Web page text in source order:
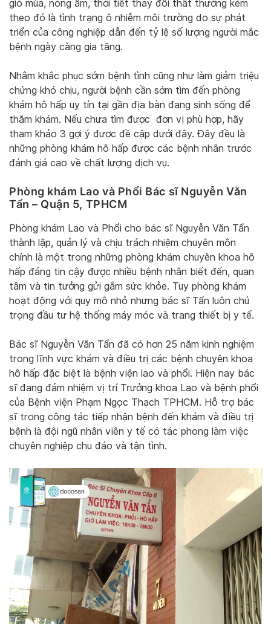
gió mùa, nóng ẩm, thời tiết thay đổi thất thường kèm
theo đó là tình trạng ô nhiễm môi trường do sự phát
triển của công nghiệp dẫn đến tỷ lệ số lượng người mắc
bệnh ngày càng gia tăng.
Nhằm khắc phục sớm bệnh tình cũng như làm giảm triệu
chứng khó chịu, người bệnh cần sớm tìm đến phòng
khám hô hấp uy tín tại gần địa bàn đang sinh sống để
thăm khám. Nếu chưa tìm được đơn vị phù hợp, hãy
tham khảo 3 gợi ý được đề cập dưới đây. Đây đều là
những phòng khám hô hấp được các bệnh nhân trước
đánh giá cao về chất lượng dịch vụ.
Phòng khám Lao và Phổi Bác sĩ Nguyễn Văn
Tẩn – Quận 5, TPHCM
Phòng khám Lao và Phổi cho bác sĩ Nguyễn Văn Tẩn
thành lập, quản lý và chịu trách nhiệm chuyên môn
chính là một trong những phòng khám chuyên khoa hô
hấp đáng tin cậy được nhiều bệnh nhân biết đến, quan
tâm và tin tưởng gửi gắm sức khỏe. Tuy phòng khám
hoạt động với quy mô nhỏ nhưng bác sĩ Tẩn luôn chú
trọng đầu tư hệ thống máy móc và trang thiết bị y tế.
Bác sĩ Nguyễn Văn Tẩn đã có hơn 25 năm kinh nghiệm
trong lĩnh vực khám và điều trị các bệnh chuyên khoa
hô hấp đặc biệt là bệnh viện lao và phổi. Hiện nay bác
sĩ đang đảm nhiệm vị trí Trưởng khoa Lao và bệnh phổi
của Bệnh viện Phạm Ngọc Thạch TPHCM. Hỗ trợ bác
sĩ trong công tác tiếp nhận bệnh đến khám và điều trị
bệnh là đội ngũ nhân viên y tế có tác phong làm việc
chuyên nghiệp chu đáo và tận tình.